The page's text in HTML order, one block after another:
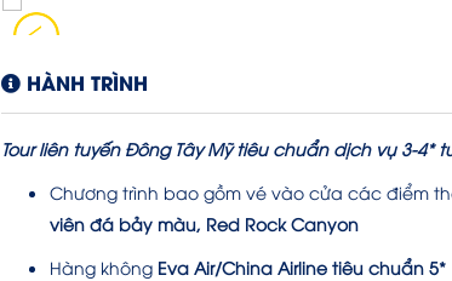
HÀNH TRÌNH
Tour liên tuyến Đông Tây Mỹ tiêu chuẩn dịch vụ 3-4*
Chương trình bao gồm vé vào cửa các điểm
viên đá bảy màu, Red Rock Canyon
Hàng không Eva Air/China Airline tiêu chuẩn 5*